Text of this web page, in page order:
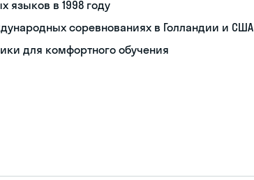
языков в 1998 году
соревнованиях в Голландии и США
для комфортного обучения